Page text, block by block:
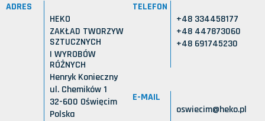
ADRES
HEKO
ZAKŁAD TWORZYW
SZTUCZNYCH
I WYROBÓW
RÓŻNYCH
Henryk Konieczny
ul. Chemików 1
32-600 Oświęcim
Polska
TELEFON
+48 334458177
+48 447873060
+48 691745230
E-MAIL
oswiecim@heko.pl